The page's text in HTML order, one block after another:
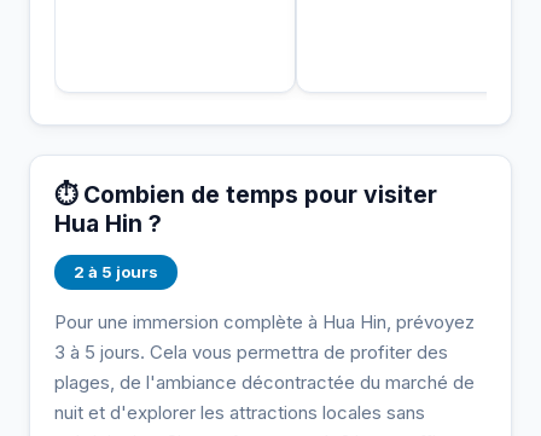
⏱️ Combien de temps pour visiter
Hua Hin ?
2 à 5 jours
Pour une immersion complète à Hua Hin, prévoyez
3 à 5 jours. Cela vous permettra de profiter des
plages, de l'ambiance décontractée du marché de
nuit et d'explorer les attractions locales sans